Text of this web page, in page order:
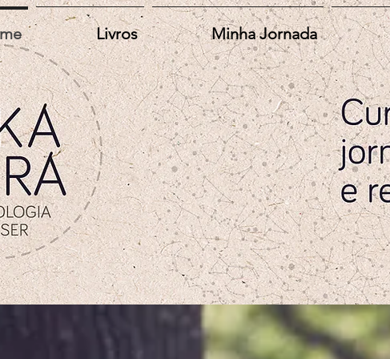
Livros Minha Jornada